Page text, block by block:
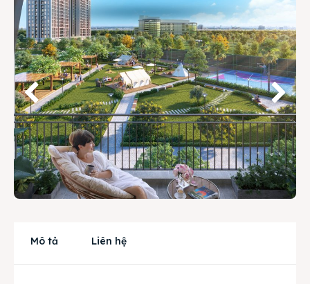
Search
Phiên bản cập nhật V3
& tìm kiếm nhanh chóng hơn
Trang chủ
Dự án
Mua bán
Cho thuê
Mô tả Liên hệ